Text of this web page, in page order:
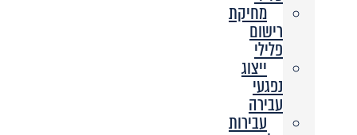
מחיקת
רישום
פלילי
ייצוג
נפגעי
עבירה
עבירות